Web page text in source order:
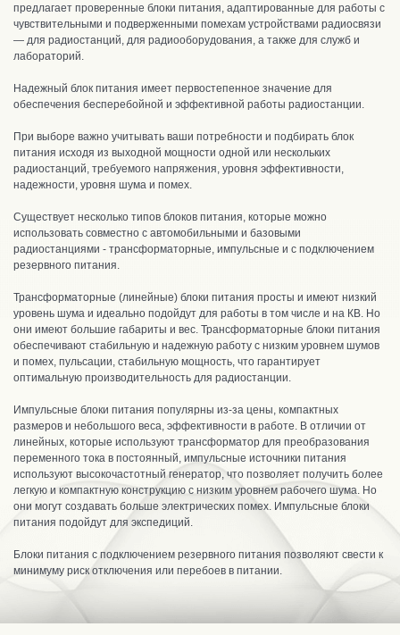
предлагает проверенные блоки питания, адаптированные для работы с
чувствительными и подверженными помехам устройствами радиосвязи
— для радиостанций, для радиооборудования, а также для служб и
лабораторий.
Надежный блок питания имеет первостепенное значение для
обеспечения бесперебойной и эффективной работы радиостанции.
При выборе важно учитывать ваши потребности и подбирать блок
питания исходя из выходной мощности одной или нескольких
радиостанций, требуемого напряжения, уровня эффективности,
надежности, уровня шума и помех.
Существует несколько типов блоков питания, которые можно
использовать совместно с автомобильными и базовыми
радиостанциями - трансформаторные, импульсные и с подключением
резервного питания.
Трансформаторные (линейные) блоки питания просты и имеют низкий
уровень шума и идеально подойдут для работы в том числе и на КВ. Но
они имеют большие габариты и вес. Трансформаторные блоки питания
обеспечивают стабильную и надежную работу с низким уровнем шумов
и помех, пульсации, стабильную мощность, что гарантирует
оптимальную производительность для радиостанции.
Импульсные блоки питания популярны из-за цены, компактных
размеров и небольшого веса, эффективности в работе. В отличии от
линейных, которые используют трансформатор для преобразования
переменного тока в постоянный, импульсные источники питания
используют высокочастотный генератор, что позволяет получить более
легкую и компактную конструкцию с низким уровнем рабочего шума. Но
они могут создавать больше электрических помех. Импульсные блоки
питания подойдут для экспедиций.
Блоки питания с подключением резервного питания позволяют свести к
минимуму риск отключения или перебоев в питании.